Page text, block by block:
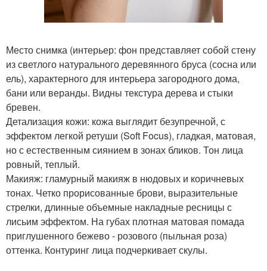
Место снимка (интерьер: фон представляет собой стену
из светлого натурального деревянного бруса (сосна или
ель), характерного для интерьера загородного дома,
бани или веранды. Видны текстура дерева и стыки
бревен.
Детализация кожи: кожа выглядит безупречной, с
эффектом легкой ретуши (Soft Focus), гладкая, матовая,
но с естественным сиянием в зонах бликов. Тон лица
ровный, теплый.
Макияж: гламурный макияж в нюдовых и коричневых
тонах. Четко прорисованные брови, выразительные
стрелки, длинные объемные накладные ресницы с
лисьим эффектом. На губах плотная матовая помада
приглушенного бежево - розового (пыльная роза)
оттенка. Контуринг лица подчеркивает скулы.